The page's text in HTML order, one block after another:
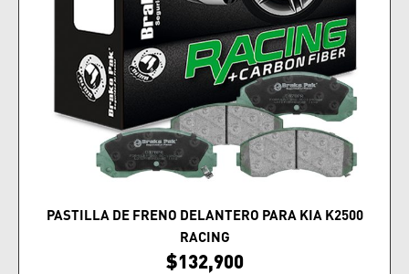
PASTILLA DE FRENO DELANTERO PARA KIA K2500
RACING
$132,900